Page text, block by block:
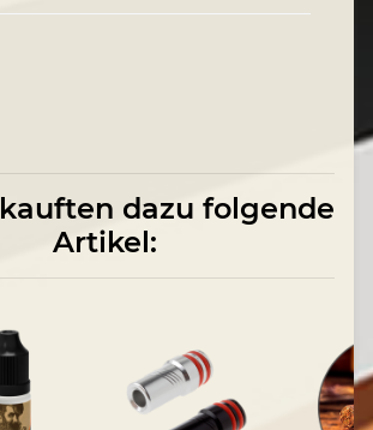
dazu folgende
Artikel: